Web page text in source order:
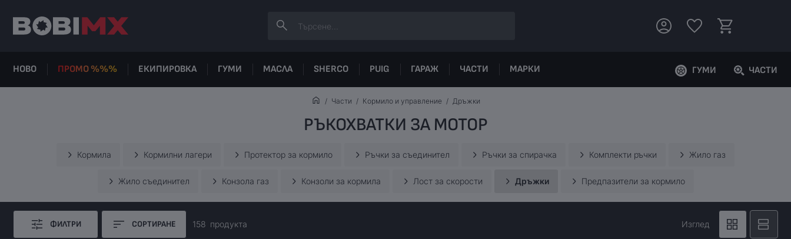
НОВО ПРОМО %%% ЕКИПИРОВКА ГУМИ МАСЛА SHERCO PUIG ГАРАЖ ЧАСТИ МАРКИ ГУМИ ЧАСТИ
Части Кормило и управление Дръжки
РЪКОХВАТКИ ЗА МОТОР
Кормила Кормилни лагери Протектор за кормилo Ръчки за съединител Ръчки за спирачка Комплекти ръчки Жило газ
Жило съединител Конзола газ Конзоли за кормила Лост за скорости Дръжки Предпазители за кормило
ФИЛТРИ СОРТИРАНЕ 158 продуктa Изглед